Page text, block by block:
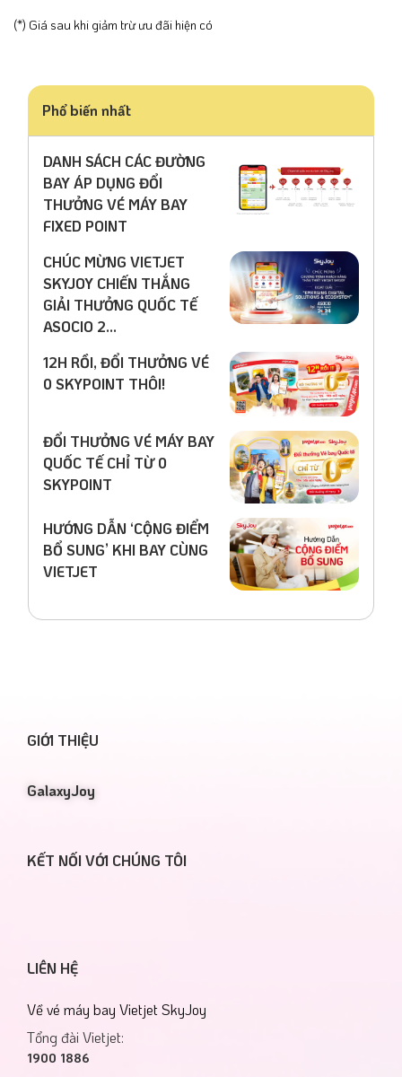
(*) Giá sau khi giảm trừ ưu đãi hiện có
Phổ biến nhất
DANH SÁCH CÁC ĐƯỜNG
BAY ÁP DỤNG ĐỔI
THƯỞNG VÉ MÁY BAY
FIXED POINT
CHÚC MỪNG VIETJET
SKYJOY CHIẾN THẮNG
GIẢI THƯỞNG QUỐC TẾ
ASOCIO 2...
12H RỒI, ĐỔI THƯỞNG VÉ
0 SKYPOINT THÔI!
ĐỔI THƯỞNG VÉ MÁY BAY
QUỐC TẾ CHỈ TỪ 0
SKYPOINT
HƯỚNG DẪN ‘CỘNG ĐIỂM
BỔ SUNG’ KHI BAY CÙNG
VIETJET
GIỚI THIỆU
GalaxyJoy
KẾT NỐI VỚI CHÚNG TÔI
LIÊN HỆ
Về vé máy bay Vietjet SkyJoy
Tổng đài Vietjet:
1900 1886